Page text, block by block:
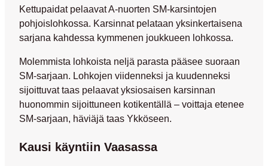
Kettupaidat pelaavat A-nuorten SM-karsintojen
pohjoislohkossa. Karsinnat pelataan yksinkertaisena
sarjana kahdessa kymmenen joukkueen lohkossa.
Molemmista lohkoista neljä parasta pääsee suoraan
SM-sarjaan. Lohkojen viidenneksi ja kuudenneksi
sijoittuvat taas pelaavat yksiosaisen karsinnan
huonommin sijoittuneen kotikentällä – voittaja etenee
SM-sarjaan, häviäjä taas Ykköseen.
Kausi käyntiin Vaasassa